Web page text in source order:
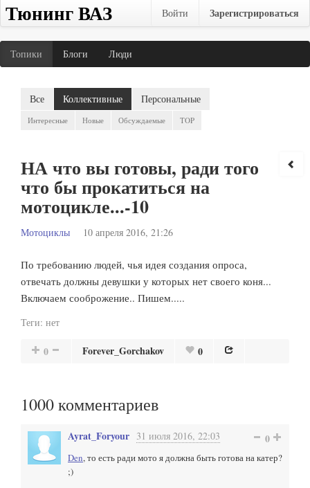
Тюнинг ВАЗ Войти Зарегистрироваться
Топики Блоги Люди
Все Коллективные Персональные
Интересные Новые Обсуждаемые TOP
НА что вы готовы, ради того
что бы прокатиться на
мотоцикле...-10
Мотоциклы 10 апреля 2016, 21:26
По требованию людей, чья идея создания опроса,
отвечать должны девушки у которых нет своего коня...
Включаем сооброжение.. Пишем.....
Теги: нет
0 Forever_Gorchakov 0
1000комментариев
Ayrat_Foryour 31 июля 2016, 22:03 0
Den, то есть ради мото я должна быть готова на катер?
;)